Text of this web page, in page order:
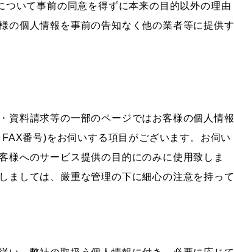
いて事前の同意を得ずに本来の目的以外の理由
の個人情報を事前の告知なく他の業者等に提供す
資料請求等の一部のページではお客様の個人情報
番号)をお伺いする項目がございます。お伺い
様へのサービス提供の目的にのみに使用致しま
ましては、厳重な管理の下に細心の注意を持って